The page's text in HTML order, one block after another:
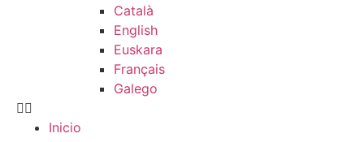
Català
English
Euskara
Français
Galego
Inicio